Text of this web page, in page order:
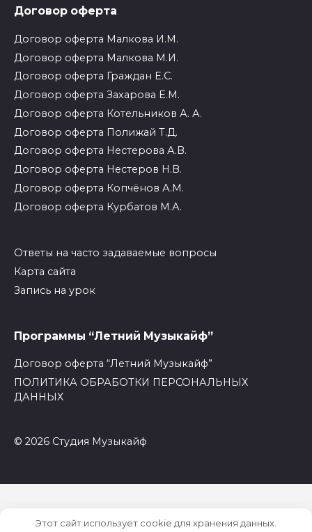
Договор оферта
Договор оферта Малкова И.М.
Договор оферта Малкова М.И.
Договор оферта Граждан Е.С.
Договор оферта Захарова Е.М.
Договор оферта Котельников А. А.
Договор оферта Полижай Т.Д.
Договор оферта Нестерова А.В.
Договор оферта Нестеров Н.В.
Договор оферта Копчёнов А.М.
Договор оферта Курбатов М.А.
Ответы на часто задаваемые вопросы
Карта сайта
Запись на урок
Программы “Летний Музыкайф”
Договор оферта “Летний Музыкайф”
ПОЛИТИКА ОБРАБОТКИ ПЕРСОНАЛЬНЫХ
ДАННЫХ
© 2026 Студия Музыкайф
Этот сайт использует cookie для хранения данных.